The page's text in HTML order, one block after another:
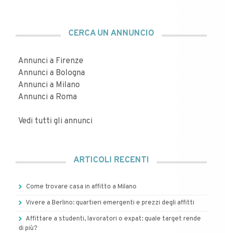
CERCA UN ANNUNCIO
Annunci a Firenze
Annunci a Bologna
Annunci a Milano
Annunci a Roma
Vedi tutti gli annunci
ARTICOLI RECENTI
Come trovare casa in affitto a Milano
Vivere a Berlino: quartieri emergenti e prezzi degli affitti
Affittare a studenti, lavoratori o expat: quale target rende
di più?